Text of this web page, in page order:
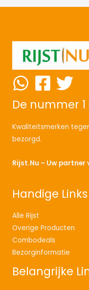
De nummer
Kwaliteitsmerken
bezorgd.
Rijst.Nu – Uw partner
Handige Links
Alle Rijst
Overige Producten
Combodeals
Bezorginformatie
Belangrijke